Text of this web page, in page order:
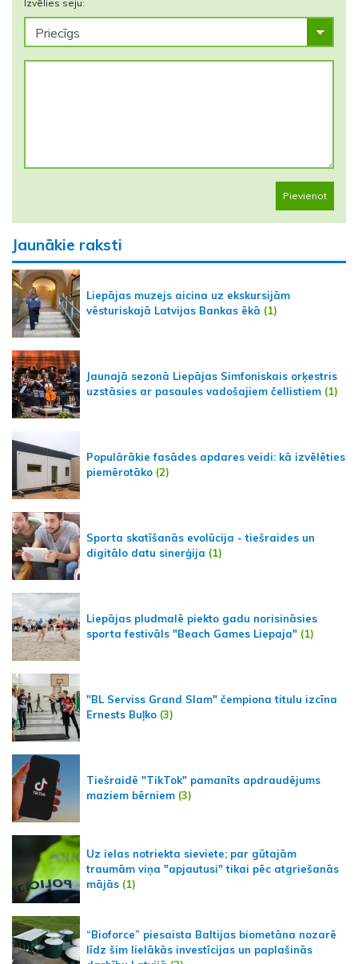
Izvēlies seju:
Pievienot
Jaunākie raksti
Liepājas muzejs aicina uz ekskursijām
vēsturiskajā Latvijas Bankas ēkā (1)
Jaunajā sezonā Liepājas Simfoniskais orķestris
uzstāsies ar pasaules vadošajiem čellistiem (1)
Populārākie fasādes apdares veidi: kā izvēlēties
piemērotāko (2)
Sporta skatīšanās evolūcija - tiešraides un
digitālo datu sinerģija (1)
Liepājas pludmalē piekto gadu norisināsies
sporta festivāls "Beach Games Liepaja" (1)
"BL Serviss Grand Slam" čempiona titulu izcīna
Ernests Buļko (3)
Tiešraidē "TikTok" pamanīts apdraudējums
maziem bērniem (3)
Uz ielas notriekta sieviete; par gūtajām
traumām viņa "apjautusi" tikai pēc atgriešanās
mājās (1)
“Bioforce” piesaista Baltijas biometāna nozarē
līdz šim lielākās investīcijas un paplašinās